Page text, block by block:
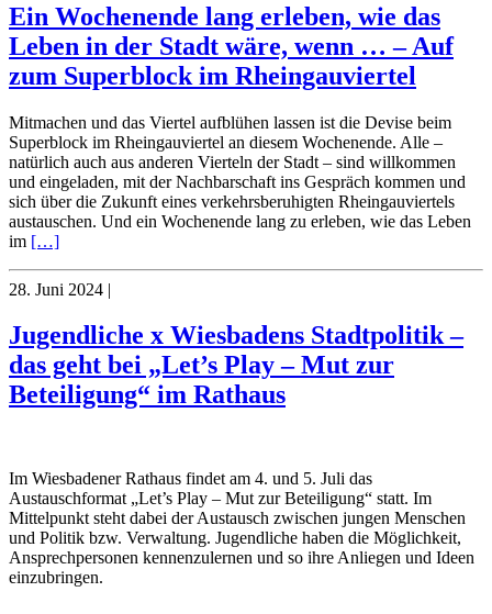
Ein Wochenende lang erleben, wie das
Leben in der Stadt wäre, wenn … – Auf
zum Superblock im Rheingauviertel
Mitmachen und das Viertel aufblühen lassen ist die Devise beim
Superblock im Rheingauviertel an diesem Wochenende. Alle –
natürlich auch aus anderen Vierteln der Stadt – sind willkommen
und eingeladen, mit der Nachbarschaft ins Gespräch kommen und
sich über die Zukunft eines verkehrsberuhigten Rheingauviertels
austauschen. Und ein Wochenende lang zu erleben, wie das Leben
im […]
28. Juni 2024 |
Jugendliche x Wiesbadens Stadtpolitik –
das geht bei „Let’s Play – Mut zur
Beteiligung“ im Rathaus
Im Wiesbadener Rathaus findet am 4. und 5. Juli das
Austauschformat „Let’s Play – Mut zur Beteiligung“ statt. Im
Mittelpunkt steht dabei der Austausch zwischen jungen Menschen
und Politik bzw. Verwaltung. Jugendliche haben die Möglichkeit,
Ansprechpersonen kennenzulernen und so ihre Anliegen und Ideen
einzubringen.